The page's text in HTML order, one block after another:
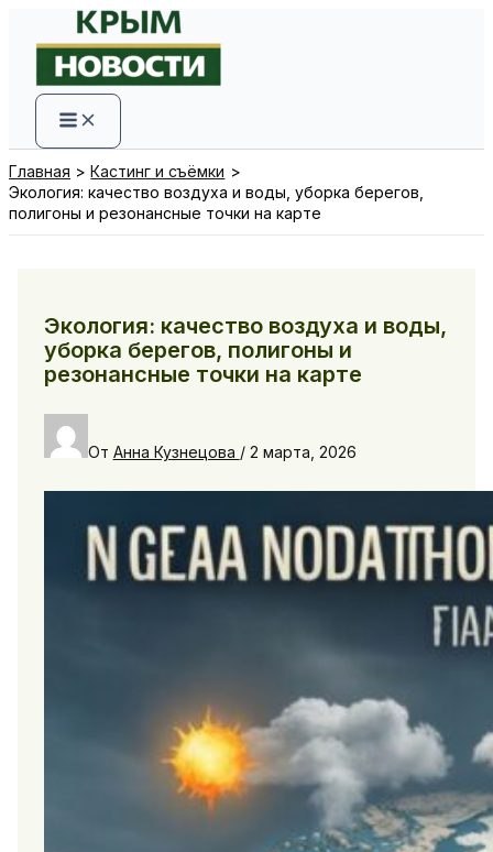
содержимому
Главная
Кастинг и съёмки
Экология: качество воздуха и воды, уборка берегов,
полигоны и резонансные точки на карте
Экология: качество воздуха и воды,
уборка берегов, полигоны и
резонансные точки на карте
От Анна Кузнецова / 2 марта, 2026